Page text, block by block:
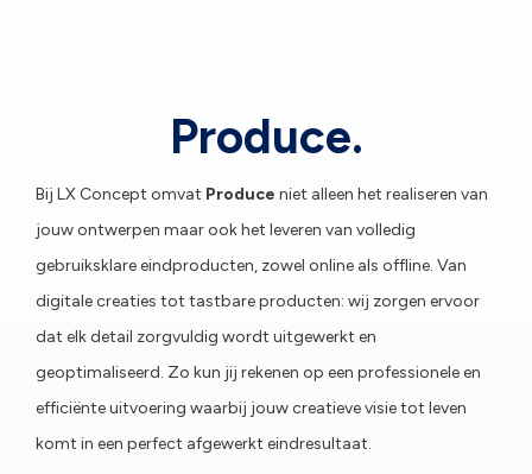
Produce.
Bij LX Concept omvat Produce niet alleen het realiseren van
jouw ontwerpen maar ook het leveren van volledig
gebruiksklare eindproducten, zowel online als offline. Van
digitale creaties tot tastbare producten: wij zorgen ervoor
dat elk detail zorgvuldig wordt uitgewerkt en
geoptimaliseerd. Zo kun jij rekenen op een professionele en
efficiënte uitvoering waarbij jouw creatieve visie tot leven
komt in een perfect afgewerkt eindresultaat.